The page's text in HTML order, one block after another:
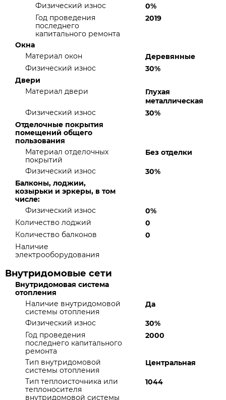
Физический износ
0%
Год проведения
последнего
капитального ремонта
2019
Окна
Материал окон
Деревянные
Физический износ
30%
Двери
Материал двери
Глухая
металлическая
Физический износ
30%
Отделочные покрытия
помещений общего
пользования
Материал отделочных
покрытий
Без отделки
Физический износ
30%
Балконы, лоджии,
козырьки и эркеры, в том
числе:
Физический износ
0%
Количество лоджий
0
Количество балконов
0
Наличие
электрооборудования
Внутридомовые сети
Внутридомовая система
отопления
Наличие внутридомовой
системы отопления
Да
Физический износ
30%
Год проведения
последнего капитального
ремонта
2000
Тип внутридомовой
системы отопления
Центральная
Тип теплоисточника или
теплоносителя
внутридомовой системы
1044